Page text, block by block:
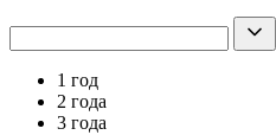
1 год
2 года
3 года